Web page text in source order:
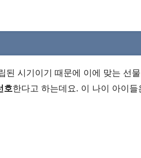
된 시기이기 때문에 이에 맞는 선
호한다고 하는데요. 이 나이 아이들